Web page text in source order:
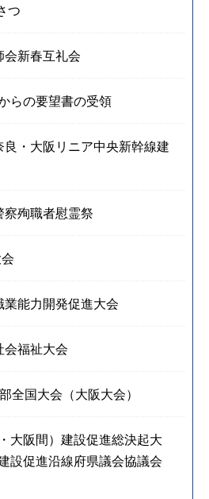
つ
会新春互礼会
らの要望書の受領
・大阪リニア中央新幹線建
察殉職者慰霊祭
能力開発促進大会
会福祉大会
全国大会（大阪大会）
大阪間）建設促進総決起大
設促進沿線府県議会協議会